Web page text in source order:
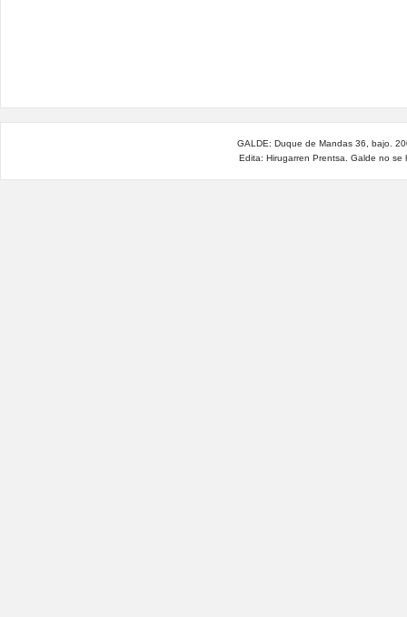
GALDE: Duque de Mandas 36, bajo.
Edita: Hirugarren Prentsa. Galde no